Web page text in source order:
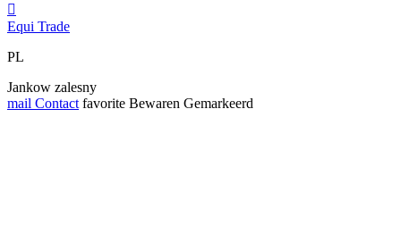

Equi Trade
PL
Jankow zalesny
mail Contact favorite Bewaren Gemarkeerd